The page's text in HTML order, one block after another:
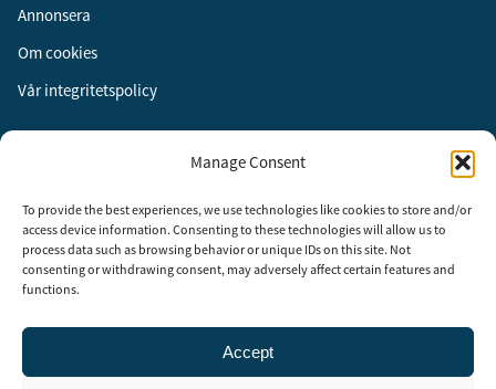
Manage Consent
To provide the best experiences, we use technologies like cookies to store and/or
access device information. Consenting to these technologies will allow us to
process data such as browsing behavior or unique IDs on this site. Not
consenting or withdrawing consent, may adversely affect certain features and
functions.
Accept
Annonsera
Om cookies
Vår integritetspolicy
Instagram
LinkedIn